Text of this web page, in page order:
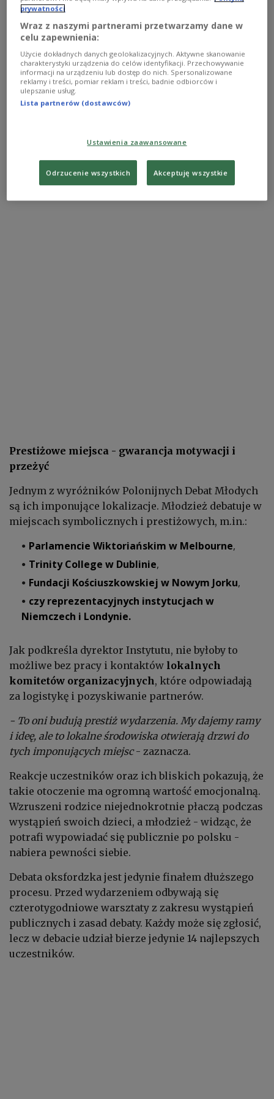
obywatelskiej - mówidr Urszula Starakiewicz-
Krawczyk
W debatach uczestniczą nastolatkowie, którzy
przez lata uczęszczali do polskich szkół sobotnich
i mierzyli się z wyzwaniami dwujęzycznego
wychowania. Udział w prestiżowym wydarzeniu
jest dla nich formą docenienia ich wysiłku i
Prestiżowe miejsca - gwarancja motywacji i
przeżyć
Jednym z wyróżników Polonijnych Debat Młodych
są ich imponujące lokalizacje. Młodzież debatuje w
miejscach symbolicznych i prestiżowych, m.in.:
Parlamencie Wiktoriańskim w Melbourne,
Trinity College w Dublinie,
Fundacji Kościuszkowskiej w Nowym Jorku,
czy reprezentacyjnych instytucjach w
Niemczech i Londynie.
Jak podkreśla dyrektor Instytutu, nie byłoby to
możliwe bez pracy i kontaktów lokalnych
komitetów organizacyjnych, które odpowiadają
za logistykę i pozyskiwanie partnerów.
- To oni budują prestiż wydarzenia. My dajemy ramy
i ideę, ale to lokalne środowiska otwierają drzwi do
tych imponujących miejsc- zaznacza.
Reakcje uczestników oraz ich bliskich pokazują, że
takie otoczenie ma ogromną wartość emocjonalną.
Wzruszeni rodzice niejednokrotnie płaczą podczas
wystąpień swoich dzieci, a młodzież - widząc, że
potrafi wypowiadać się publicznie po polsku -
nabiera pewności siebie.
Debata oksfordzka jest jedynie finałem dłuższego
procesu. Przed wydarzeniem odbywają się
czterotygodniowe warsztaty z zakresu wystąpień
publicznych i zasad debaty. Każdy może się zgłosić,
lecz w debacie udział bierze jedynie 14 najlepszych
uczestników.
prywatności
Wraz z naszymi partnerami przetwarzamy dane w
celu zapewnienia:
Użycie dokładnych danych geolokalizacyjnych. Aktywne skanowanie
charakterystyki urządzenia do celów identyfikacji. Przechowywanie
informacji na urządzeniu lub dostęp do nich. Spersonalizowane
reklamy i treści, pomiar reklam i treści, badnie odbiorców i
ulepszanie usług.
Lista partnerów (dostawców)
Ustawienia zaawansowane
Odrzucenie wszystkich Akceptuję wszystkie